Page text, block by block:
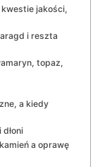
jakości,
i reszta
topaz,
a kiedy
a oprawę